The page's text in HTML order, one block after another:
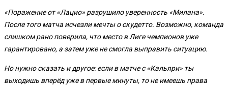
«Поражение от «Лацио» разрушило уверенность «Милана».
После того матча исчезли мечты о скудетто. Возможно, команда
слишком рано поверила, что место в Лиге чемпионов уже
гарантировано, а затем уже не смогла выправить ситуацию.
Но нужно сказать и другое: если в матче с «Кальяри» ты
выходишь вперёд уже в первые минуты, то не имеешь права